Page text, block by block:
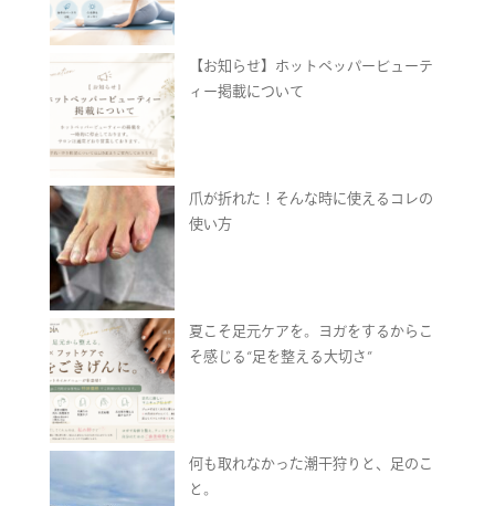
【お知らせ】ホットペッパービューテ
ィー掲載について
爪が折れた！そんな時に使えるコレの
使い方
夏こそ足元ケアを。ヨガをするからこ
そ感じる“足を整える大切さ”
何も取れなかった潮干狩りと、足のこ
と。